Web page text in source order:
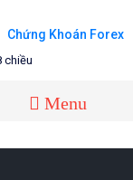
FOREX
và Forex
chiều
Menu